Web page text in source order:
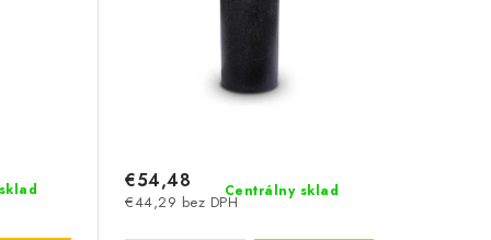
Centrálny sklad
€44,29 bez DPH
€54,48